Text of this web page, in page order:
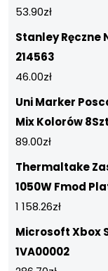
53.90zł
Stanley Ręczne
214563
46.00zł
Uni Marker
Mix Kolorów
89.00zł
Thermaltake
1050W Fmod
1 158.26zł
Microsoft Xbox
1VA00002